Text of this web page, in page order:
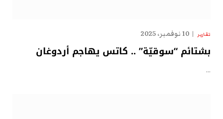
تقارير 10 نوفمبر، 2025
بشتائم “سوقيّة” .. كاتس يهاجم أردوغان
…